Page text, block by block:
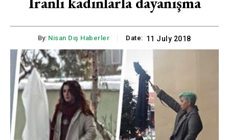
By: Nisan Dış Haberler Date: 11 July 2018